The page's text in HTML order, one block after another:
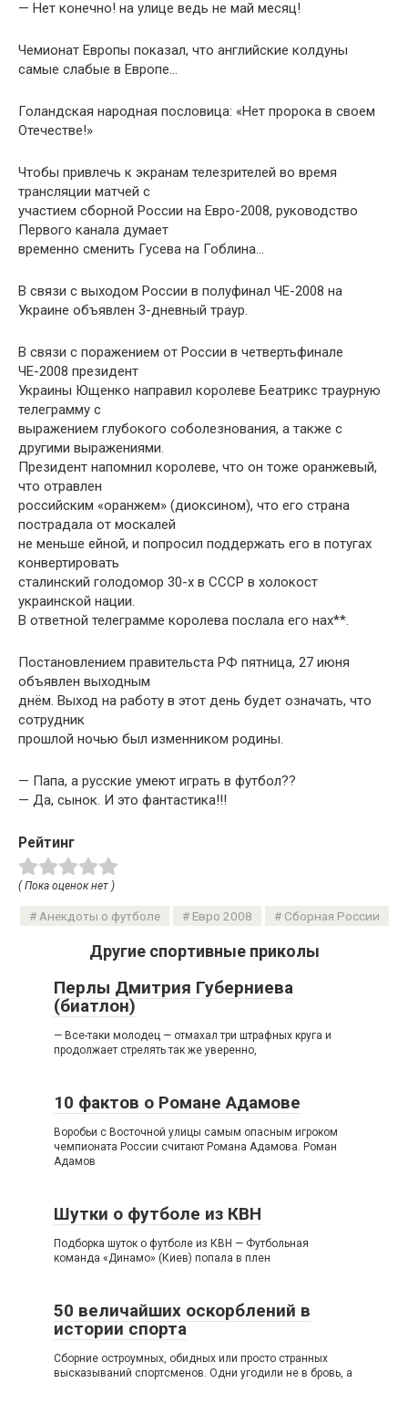
— Нет конечно! на улице ведь не май месяц!
Чемионат Европы показал, что английские колдуны
самые слабые в Европе…
Голандская народная пословица: «Нет пророка в своем
Отечестве!»
Чтобы привлечь к экранам телезрителей во время
трансляции матчей с
участием сборной России на Евро-2008, руководство
Первого канала думает
временно сменить Гусева на Гоблина…
В связи с выходом России в полуфинал ЧЕ-2008 на
Украине объявлен 3-дневный траур.
В связи с поражением от России в четвертьфинале
ЧЕ-2008 президент
Украины Ющенко направил королеве Беатрикс траурную
телеграмму с
выражением глубокого соболезнования, а также с
другими выражениями.
Президент напомнил королеве, что он тоже оранжевый,
что отравлен
российским «оранжем» (диоксином), что его страна
пострадала от москалей
не меньше ейной, и попросил поддержать его в потугах
конвертировать
сталинский голодомор 30-х в СССР в холокост
украинской нации.
В ответной телеграмме королева послала его нах**.
Постановлением правительста РФ пятница, 27 июня
объявлен выходным
днём. Выход на работу в этот день будет означать, что
сотрудник
прошлой ночью был изменником родины.
— Папа, а русские умеют играть в футбол??
— Да, сынок. И это фантастика!!!
Рейтинг
( Пока оценок нет )
Анекдоты о футболе Евро 2008 Сборная России
Другие спортивные приколы
Перлы Дмитрия Губерниева
(биатлон)
— Все-таки молодец — отмахал три штрафных круга и
продолжает стрелять так же уверенно,
10 фактов о Романе Адамове
Воробьи с Восточной улицы самым опасным игроком
чемпионата России считают Романа Адамова. Роман
Адамов
Шутки о футболе из КВН
Подборка шуток о футболе из КВН — Футбольная
команда «Динамо» (Киев) попала в плен
50 величайших оскорблений в
истории спорта
Сборние остроумных, обидных или просто странных
высказываний спортсменов. Одни угодили не в бровь, а